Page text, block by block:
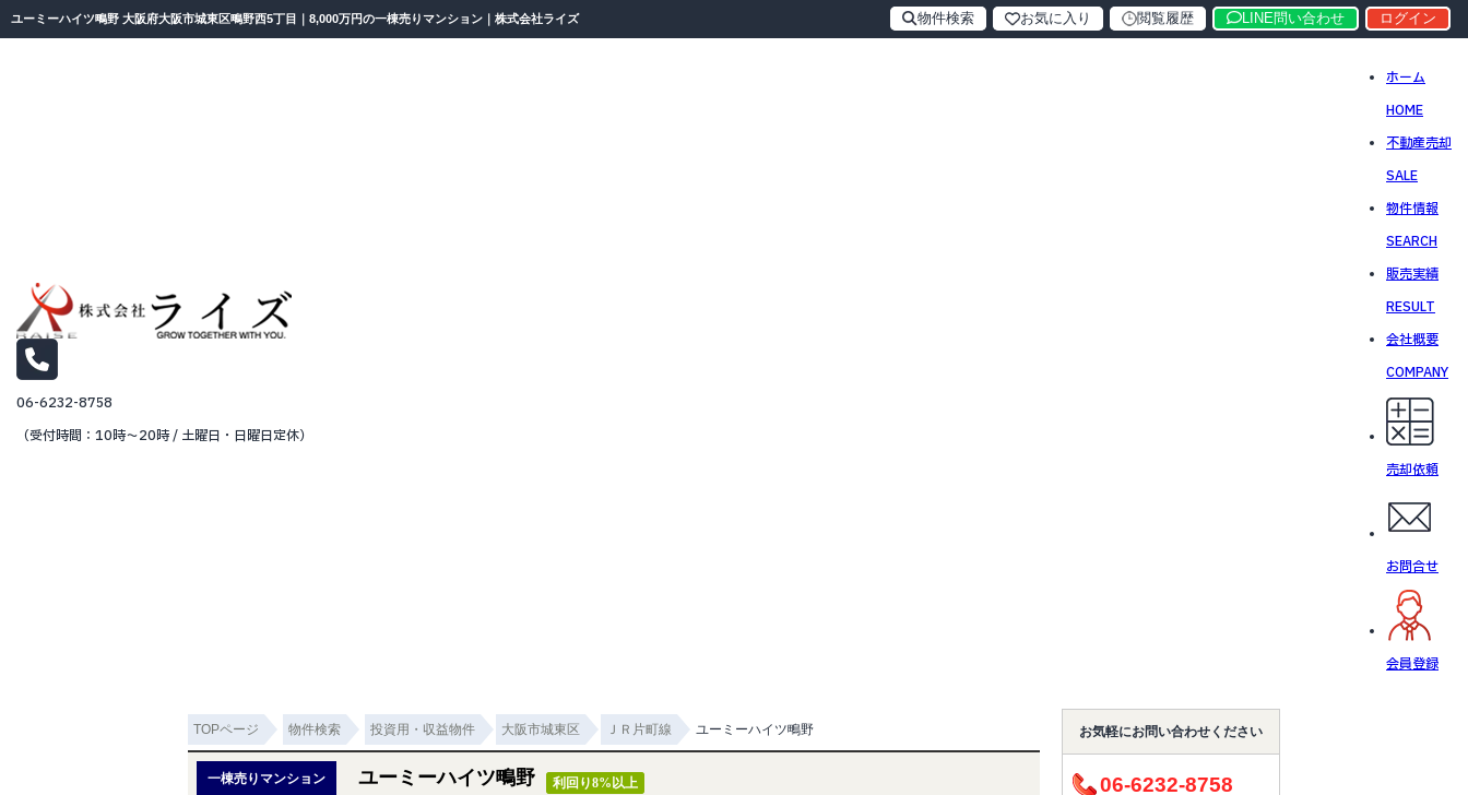
ユーミーハイツ鴫野 大阪府大阪市城東区鴫野西5丁目｜8,000万円の一棟売りマンション｜株式会社ライズ
06-6232-8758
（受付時間：10時～20時 / 土曜日・日曜日定休）
ホーム
HOME
不動産売却
SALE
物件情報
SEARCH
販売実績
RESULT
会社概要
COMPANY
売却依頼
お問合せ
会員登録
TOPページ 物件検索 投資用・収益物件 大阪市城東区 ＪＲ片町線 ユーミーハイツ鴫野
一棟売りマンション ユーミーハイツ鴫野 利回り8%以上
お気軽にお問い合わせください
06-6232-8758
物件検索 お気に入り 閲覧履歴 LINE問い合わせ ログイン